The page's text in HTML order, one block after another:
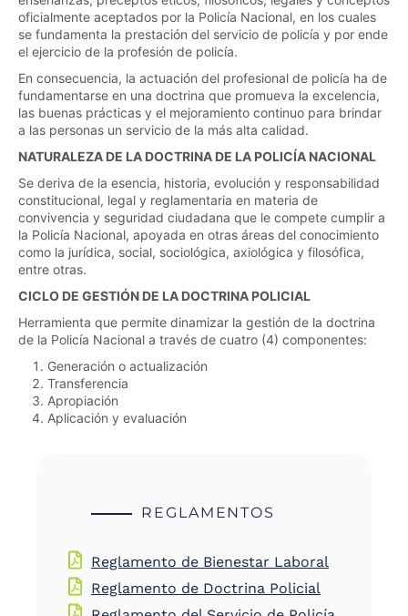
oficialmente aceptados por la Policía Nacional, en los cuales
se fundamenta la prestación del servicio de policía y por ende
el ejercicio de la profesión de policía.
En consecuencia, la actuación del profesional de policía ha de
fundamentarse en una doctrina que promueva la excelencia,
las buenas prácticas y el mejoramiento continuo para brindar
a las personas un servicio de la más alta calidad.
NATURALEZA DE LA DOCTRINA DE LA POLICÍA NACIONAL
Se deriva de la esencia, historia, evolución y responsabilidad
constitucional, legal y reglamentaria en materia de
convivencia y seguridad ciudadana que le compete cumplir a
la Policía Nacional, apoyada en otras áreas del conocimiento
como la jurídica, social, sociológica, axiológica y filosófica,
entre otras.
CICLO DE GESTIÓN DE LA DOCTRINA POLICIAL
Herramienta que permite dinamizar la gestión de la doctrina
de la Policía Nacional a través de cuatro (4) componentes:
Generación o actualización
Transferencia
Apropiación
Aplicación y evaluación
REGLAMENTOS
Reglamento de Bienestar Laboral
Reglamento de Doctrina Policial